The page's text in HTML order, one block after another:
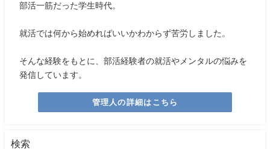
部活一筋だった学生時代。
就活では何から始めればいいかわからず苦労しました。
そんな経験をもとに、部活経験者の就活やメンタルの悩みを
発信しています。
管理人の詳細はこちら
検索